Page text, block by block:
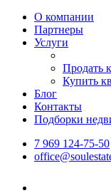
О компании
Партнеры
Услуги
Продать
Купить
Блог
Контакты
Подборки
7 969 124-75-50